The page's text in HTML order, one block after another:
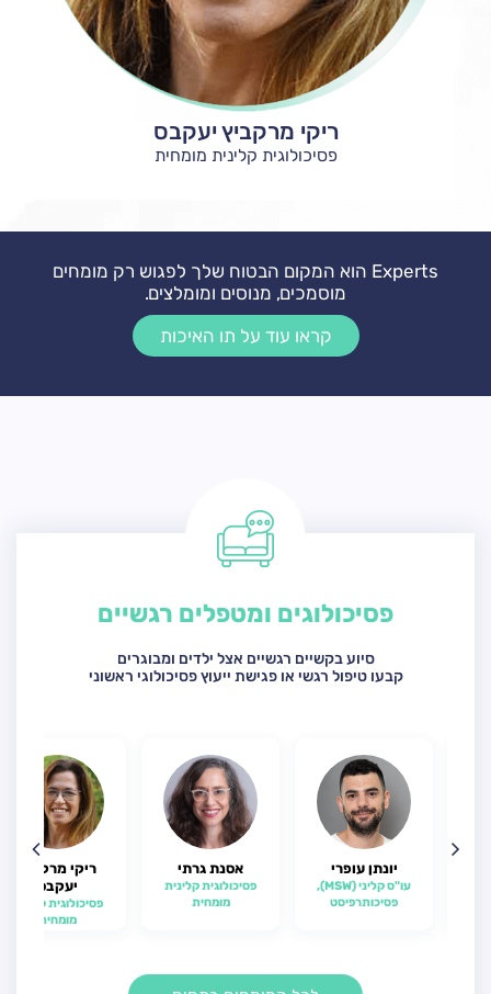
יונתן עופרי
עו"ס קליני (MSW), פסיכותרפיסט
אסנת גרתי
פסיכולוגית קלינית מומחית
ריקי מרקביץ יעקבס
פסיכולוגית קלינית מומחית
ורד סנדק
מדריכת הורים מוסמכת
Experts הוא המקום הבטוח שלך לפגוש רק מומחים
מוסמכים, מנוסים ומומלצים.
קראו עוד על תו האיכות
פסיכולוגים ומטפלים רגשיים
סיוע בקשיים רגשיים אצל ילדים ומבוגרים
קבעו טיפול רגשי או פגישת ייעוץ פסיכולוגי ראשוני
יונתן עופרי
עו"ס קליני (MSW),
פסיכותרפיסט
אסנת גרתי
פסיכולוגית קלינית
מומחית
ריקי מרקביץ
יעקבס
פסיכולוגית קלינית
מומחית